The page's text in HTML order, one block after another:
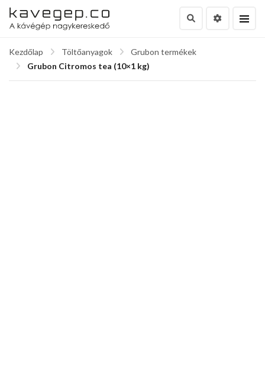
Kezdőlap Töltőanyagok
Grubon termékek
Grubon Citromos tea (10×1 kg)